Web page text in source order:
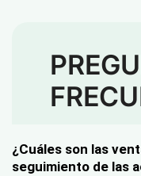
¿Cuáles son las
seguimiento de las